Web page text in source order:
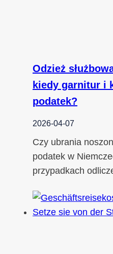
Odzież
kiedy garnitur i
podatek?
2026-04-07
Czy ubrania
podatek w
przypadkach